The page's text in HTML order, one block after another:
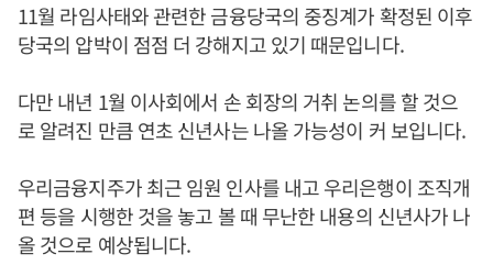
11월 라임사태와 관련한 금융당국의 중징계가 확정된 이후
당국의 압박이 점점 더 강해지고 있기 때문입니다.
다만 내년 1월 이사회에서 손 회장의 거취 논의를 할 것으
로 알려진 만큼 연초 신년사는 나올 가능성이 커 보입니다.
우리금융지주가 최근 임원 인사를 내고 우리은행이 조직개
편 등을 시행한 것을 놓고 볼 때 무난한 내용의 신년사가 나
올 것으로 예상됩니다.